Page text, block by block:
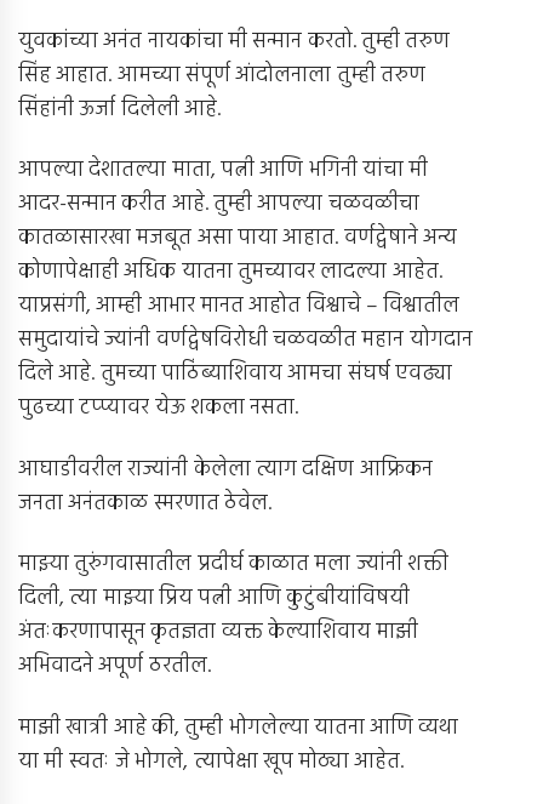
युवकांच्या अनंत नायकांचा मी सन्मान करतो. तुम्ही तरुण
सिंह आहात. आमच्या संपूर्ण आंदोलनाला तुम्ही तरुण
सिंहांनी ऊर्जा दिलेली आहे.
आपल्या देशातल्या माता, पत्नी आणि भगिनी यांचा मी
आदर-सन्मान करीत आहे. तुम्ही आपल्या चळवळीचा
कातळासारखा मजबूत असा पाया आहात. वर्णद्वेषाने अन्य
कोणापेक्षाही अधिक यातना तुमच्यावर लादल्या आहेत.
याप्रसंगी, आम्ही आभार मानत आहोत विश्वाचे – विश्वातील
समुदायांचे ज्यांनी वर्णद्वेषविरोधी चळवळीत महान योगदान
दिले आहे. तुमच्या पाठिंब्याशिवाय आमचा संघर्ष एवढ्या
पुढच्या टप्प्यावर येऊ शकला नसता.
आघाडीवरील राज्यांनी केलेला त्याग दक्षिण आफ्रिकन
जनता अनंतकाळ स्मरणात ठेवेल.
माझ्या तुरुंगवासातील प्रदीर्घ काळात मला ज्यांनी शक्ती
दिली, त्या माझ्या प्रिय पत्नी आणि कुटुंबीयांविषयी
अंतःकरणापासून कृतज्ञता व्यक्त केल्याशिवाय माझी
अभिवादने अपूर्ण ठरतील.
माझी खात्री आहे की, तुम्ही भोगलेल्या यातना आणि व्यथा
या मी स्वतः जे भोगले, त्यापेक्षा खूप मोठ्या आहेत.